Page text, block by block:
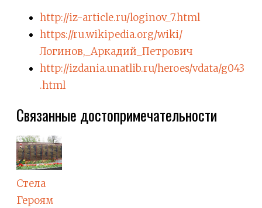
http://iz-article.ru/loginov_7.html
https://ru.wikipedia.org/wiki/
Логинов,_Аркадий_Петрович
http://izdania.unatlib.ru/heroes/vdata/g043
.html
Связанные достопримечательности
Стела
Героям